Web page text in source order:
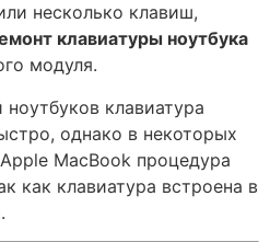
несколько клавиш,
клавиатуры ноутбука
модуля.
клавиатура
однако в некоторых
MacBook процедура
как клавиатура встроена в